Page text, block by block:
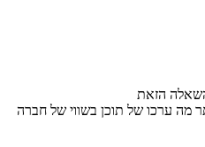
הזאת
מה ערכו של תוכן בשווי של חברה